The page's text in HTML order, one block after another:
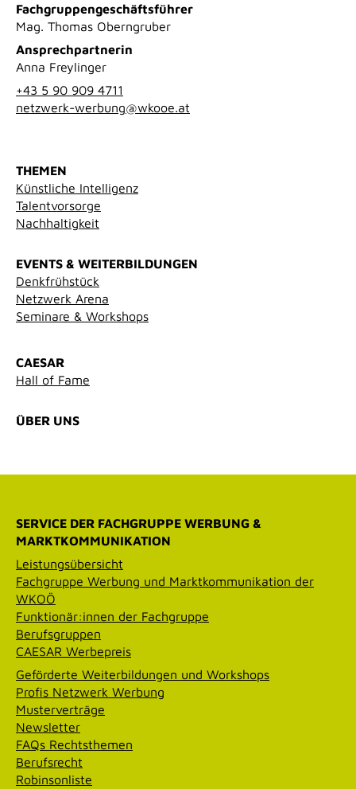
Fachgruppengeschäftsführer
Mag. Thomas Oberngruber
Ansprechpartnerin
Anna Freylinger
+43 5 90 909 4711
netzwerk-werbung@wkooe.at
THEMEN
Künstliche Intelligenz
Talentvorsorge
Nachhaltigkeit
EVENTS & WEITERBILDUNGEN
Denkfrühstück
Netzwerk Arena
Seminare & Workshops
CAESAR
Hall of Fame
ÜBER UNS
SERVICE DER FACHGRUPPE WERBUNG &
MARKTKOMMUNIKATION
Leistungsübersicht
Fachgruppe Werbung und Marktkommunikation der
WKOÖ
Funktionär:innen der Fachgruppe
Berufsgruppen
CAESAR Werbepreis
Geförderte Weiterbildungen und Workshops
Profis Netzwerk Werbung
Musterverträge
Newsletter
FAQs Rechtsthemen
Berufsrecht
Robinsonliste